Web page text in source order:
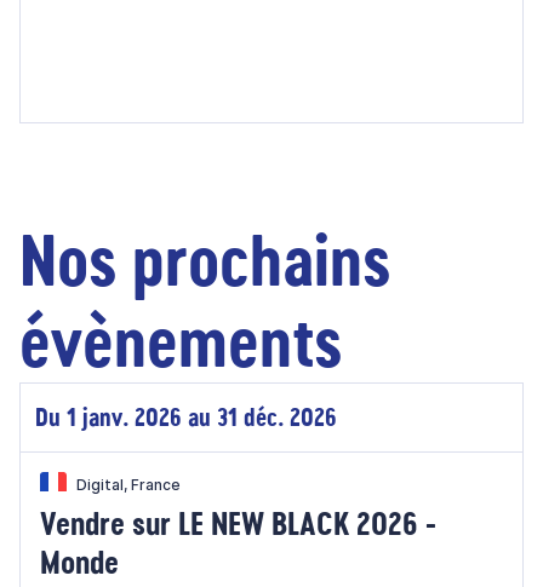
Nos prochains
évènements
Du 1 janv. 2026 au 31 déc. 2026
Digital, France
Vendre sur LE NEW BLACK 2026 -
Monde